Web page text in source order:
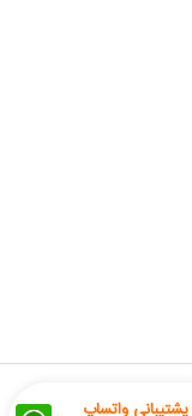
پشتیبانی واتساپ